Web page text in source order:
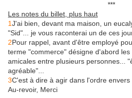
***
Les notes du billet, plus haut
1J'ai bien, devant ma maison, un
"Sid"... je vous raconterai un de ces
2Pour rappel, avant d'être employé
terme "commerce" désigne d'abord
amicales entre plusieurs personnes...
agréable"...
3C'est à dire à agir dans l'ordre envers
Au-revoir, Merci